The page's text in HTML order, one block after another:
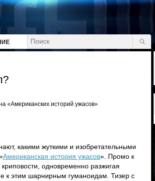
«Американских историй ужасов»
какими жуткими и изобретательными
Американская история ужасов». Промо к
криповости, одновременно разжигая
к этим шарнирным гуманоидам. Тизер с